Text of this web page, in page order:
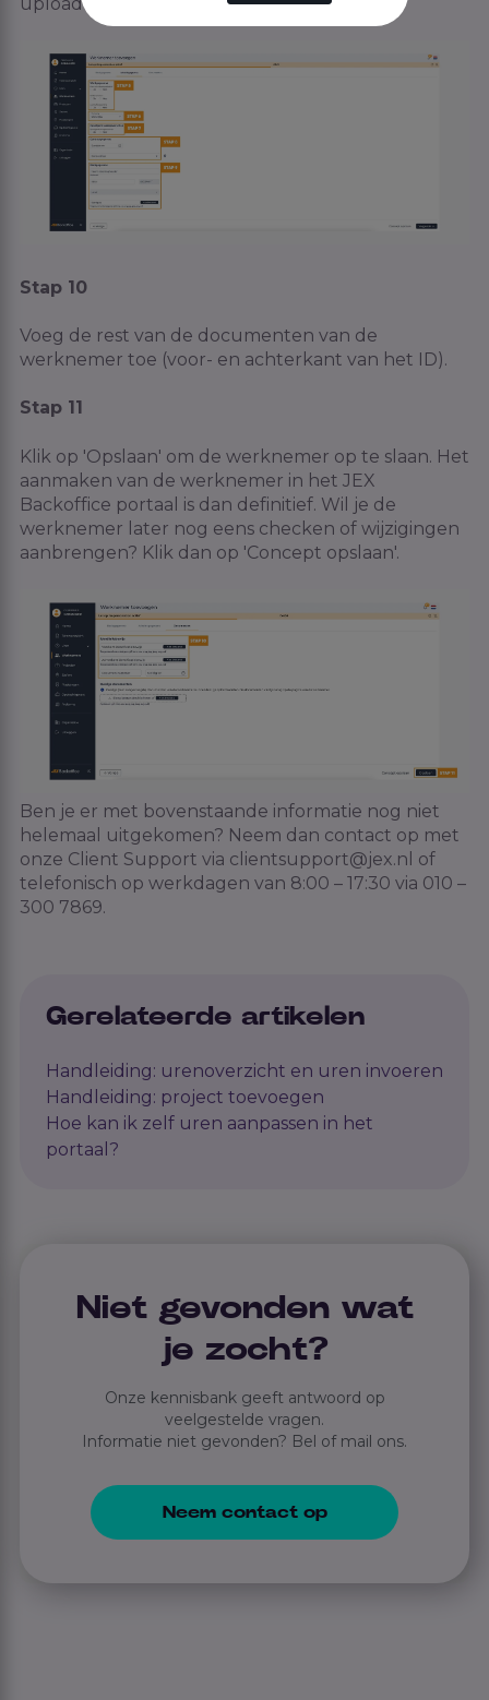
Stap 10
Voeg de rest van de documenten van de
werknemer toe (voor- en achterkant van het ID).
Stap 11
Klik op 'Opslaan' om de werknemer op te slaan. Het
aanmaken van de werknemer in het JEX
Backoffice portaal is dan definitief. Wil je de
werknemer later nog eens checken of wijzigingen
aanbrengen? Klik dan op 'Concept opslaan'.
Ben je er met bovenstaande informatie nog niet
helemaal uitgekomen? Neem dan contact op met
onze Client Support via clientsupport@jex.nl of
telefonisch op werkdagen van 8:00 – 17:30 via 010 –
300 7869.
Gerelateerde artikelen
Handleiding: urenoverzicht en uren invoeren
Handleiding: project toevoegen
Hoe kan ik zelf uren aanpassen in het
portaal?
Niet gevonden wat
je zocht?
Onze kennisbank geeft antwoord op
veelgestelde vragen.
Informatie niet gevonden? Bel of mail ons.
Neem contact op